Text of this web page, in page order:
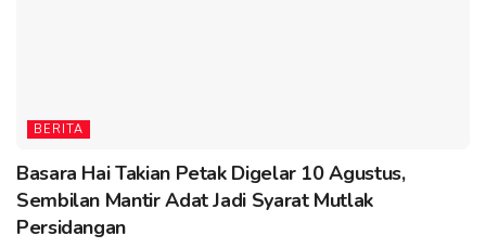
BERITA
Basara Hai Takian Petak Digelar 10 Agustus,
Sembilan Mantir Adat Jadi Syarat Mutlak
Persidangan